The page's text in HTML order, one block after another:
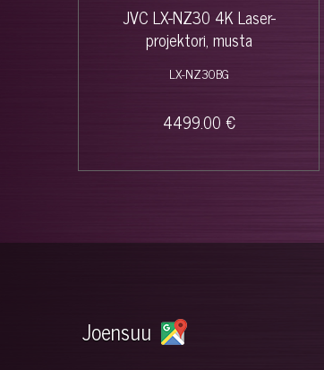
JVC LX-NZ30 4K Laser-
projektori, musta
LX-NZ30BG
4499.00 €
Joensuu